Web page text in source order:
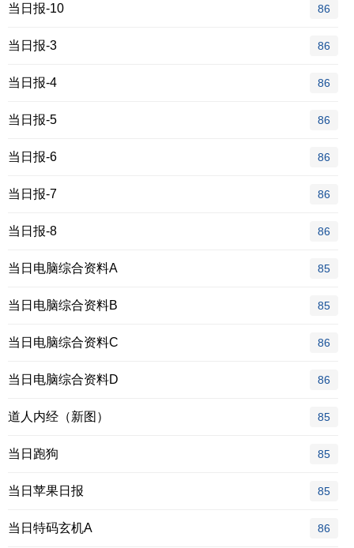
当日报-10 86
当日报-3 86
当日报-4 86
当日报-5 86
当日报-6 86
当日报-7 86
当日报-8 86
当日电脑综合资料A 85
当日电脑综合资料B 85
当日电脑综合资料C 86
当日电脑综合资料D 86
道人内经（新图） 85
当日跑狗 85
当日苹果日报 85
当日特码玄机A 86